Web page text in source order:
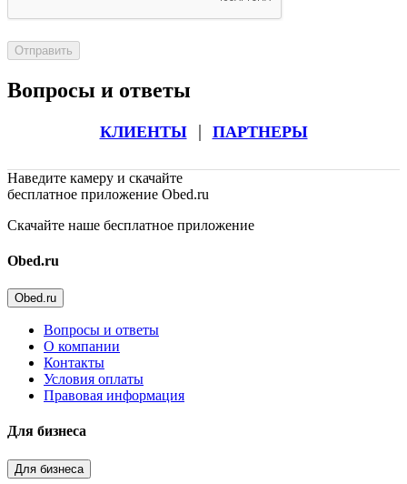
Отправить
Вопросы и ответы
КЛИЕНТЫ | ПАРТНЕРЫ
Наведите камеру и скачайте
бесплатное приложение Obed.ru
Скачайте наше бесплатное приложение
Obed.ru
Obed.ru
Вопросы и ответы
О компании
Контакты
Условия оплаты
Правовая информация
Для бизнеса
Для бизнеса